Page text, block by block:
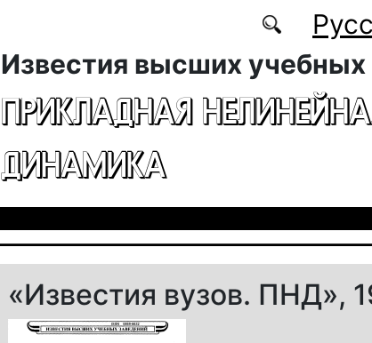
Известия высших учебных
ПРИКЛАДНАЯ
ДИНАМИКА
«Известия вузов. ПНД»,